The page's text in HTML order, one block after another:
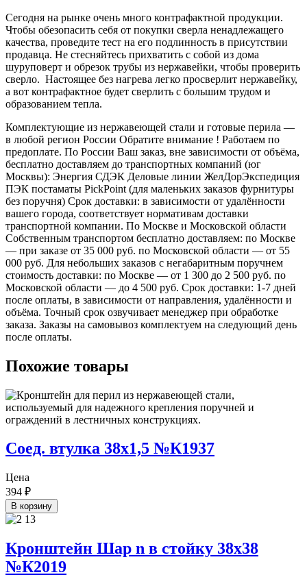
Сегодня на рынке очень много контрафактной продукции.
Чтобы обезопасить себя от покупки сверла ненадлежащего
качества, проведите тест на его подлинность в присутствии
продавца. Не стесняйтесь прихватить с собой из дома
шуруповерт и обрезок трубы из нержавейки, чтобы проверить
сверло. Настоящее без нагрева легко просверлит нержавейку,
а вот контрафактное будет сверлить с большим трудом и
образованием тепла.
Комплектующие из нержавеющей стали и готовые перила —
в любой регион России Обратите внимание ! Работаем по
предоплате. По России Ваш заказ, вне зависимости от объёма,
бесплатно доставляем до транспортных компаний (юг
Москвы): Энергия СДЭК Деловые линии ЖелДорЭкспедиция
ПЭК постаматы PickPoint (для маленьких заказов фурнитуры
без поручня) Срок доставки: в зависимости от удалённости
вашего города, соответствует нормативам доставки
транспортной компании. По Москве и Московской области
Собственным транспортом бесплатно доставляем: по Москве
— при заказе от 35 000 руб. по Московской области — от 55
000 руб. Для небольших заказов с негабаритным поручнем
стоимость доставки: по Москве — от 1 300 до 2 500 руб. по
Московской области — до 4 500 руб. Срок доставки: 1-7 дней
после оплаты, в зависимости от направления, удалённости и
объёма. Точный срок озвучивает менеджер при обработке
заказа. Заказы на самовывоз комплектуем на следующий день
после оплаты.
Похожие товары
Соед. втулка 38х1,5 №К1937
Цена
394 ₽
В корзину
Кронштейн Шар n в стойку 38х38
№К2019